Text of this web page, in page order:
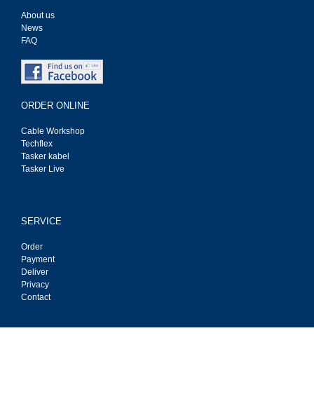
About us
News
FAQ
ORDER ONLINE
Cable Workshop
Techflex
Tasker kabel
Tasker Live
SERVICE
Order
Payment
Deliver
Privacy
Contact